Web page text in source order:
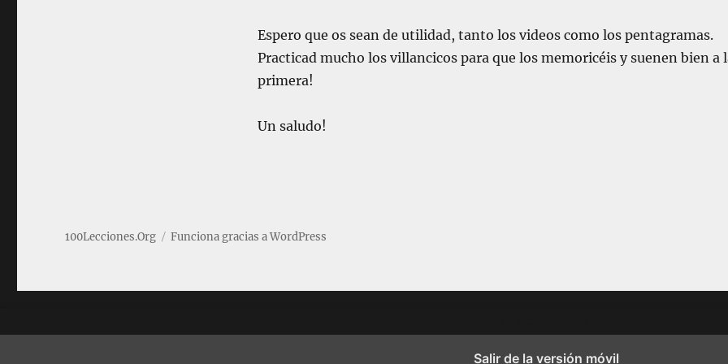
Espero que os sean de utilidad, tanto los videos como los pentagramas.
Practicad mucho los villancicos para que los memoricéis y suenen bien a
primera!
Un saludo!
100Lecciones.Org Funciona gracias a WordPress
Salir de la versión móvil